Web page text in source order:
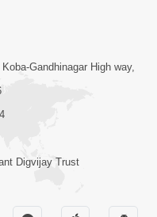
Gandhinagar High way,
Digvijay Trust